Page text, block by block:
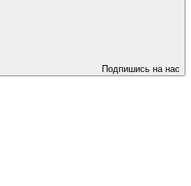
Подпишись на нас